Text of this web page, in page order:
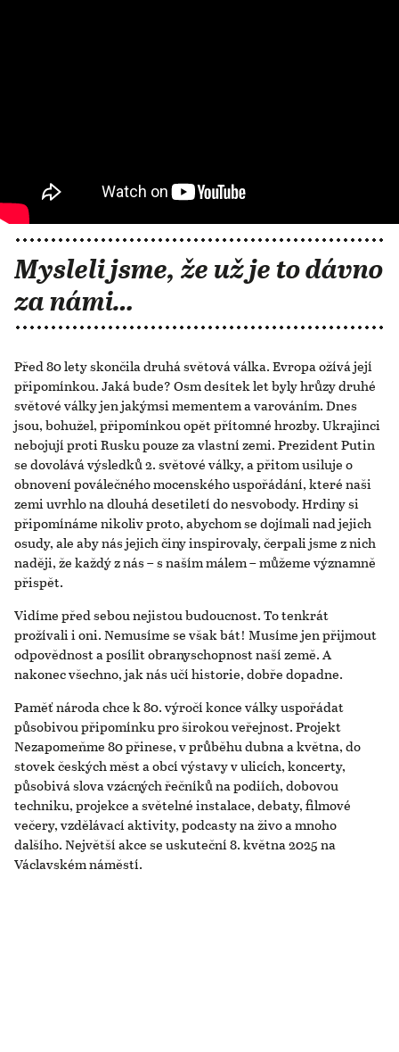
Mysleli jsme, že už je to dávno
za námi…
Před 80 lety skončila druhá světová válka. Evropa ožívá její
připomínkou. Jaká bude? Osm desítek let byly hrůzy druhé
světové války jen jakýmsi mementem a varováním. Dnes
jsou, bohužel, připomínkou opět přítomné hrozby. Ukrajinci
nebojují proti Rusku pouze za vlastní zemi. Prezident Putin
se dovolává výsledků 2. světové války, a přitom usiluje o
obnovení poválečného mocenského uspořádání, které naši
zemi uvrhlo na dlouhá desetiletí do nesvobody. Hrdiny si
připomínáme nikoliv proto, abychom se dojímali nad jejich
osudy, ale aby nás jejich činy inspirovaly, čerpali jsme z nich
naději, že každý z nás – s naším málem – můžeme významně
přispět.
Vidíme před sebou nejistou budoucnost. To tenkrát
prožívali i oni. Nemusíme se však bát! Musíme jen přijmout
odpovědnost a posílit obranyschopnost naší země. A
nakonec všechno, jak nás učí historie, dobře dopadne.
Paměť národa chce k 80. výročí konce války uspořádat
působivou připomínku pro širokou veřejnost. Projekt
Nezapomeňme 80 přinese, v průběhu dubna a května, do
stovek českých měst a obcí výstavy v ulicích, koncerty,
působivá slova vzácných řečníků na podiích, dobovou
techniku, projekce a světelné instalace, debaty, filmové
večery, vzdělávací aktivity, podcasty na živo a mnoho
dalšího. Největší akce se uskuteční 8. května 2025 na
Václavském náměstí.